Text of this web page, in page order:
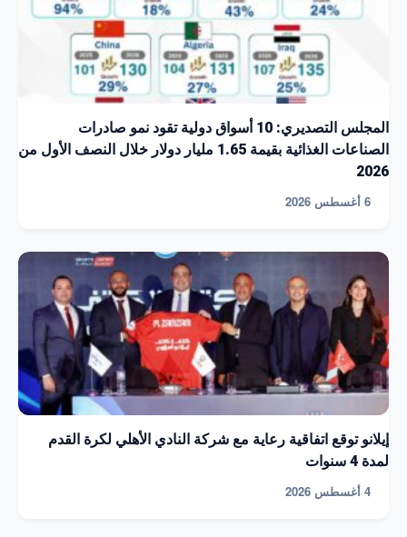
المجلس التصديري: 10 أسواق دولية تقود نمو صادرات
الصناعات الغذائية بقيمة 1.65 مليار دولار خلال النصف الأول من
2026
6 أغسطس 2026
إيلانو توقع اتفاقية رعاية مع شركة النادي الأهلي لكرة القدم
لمدة 4 سنوات
4 أغسطس 2026